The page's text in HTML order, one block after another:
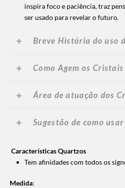
inspira foco e paciência, traz
ser usado para revelar o futuro.
Breve História do uso
Como Agem os Cristais
Área de atuação dos
Sugestão de como
Características Quartzos
Tem afinidades com todos os
Medida: